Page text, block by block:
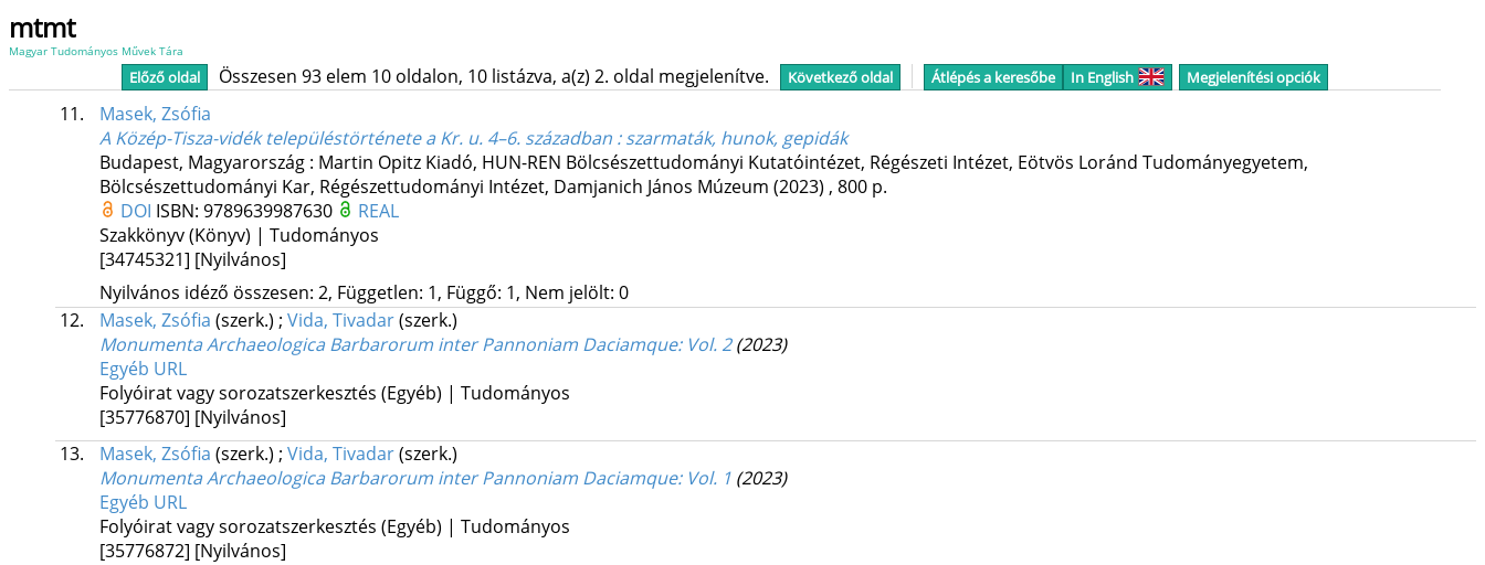
mtmt
Magyar Tudományos Művek Tára
Előző oldal Összesen 93 elem 10 oldalon, 10 listázva, a(z) 2. oldal megjelenítve. Következő oldal Átlépés a keresőbe In English Megjelenítési opciók
11.
Masek, Zsófia
A Közép-Tisza-vidék településtörténete a Kr. u. 4–6. században : szarmaták, hunok, gepidák
Budapest, Magyarország : Martin Opitz Kiadó, HUN-REN Bölcsészettudományi Kutatóintézet, Régészeti Intézet, Eötvös Loránd Tudományegyetem,
Bölcsészettudományi Kar, Régészettudományi Intézet, Damjanich János Múzeum (2023) , 800 p.
DOI ISBN: 9789639987630
REAL
Szakkönyv (Könyv) | Tudományos
[34745321] [Nyilvános]
Nyilvános idéző összesen: 2, Független: 1, Függő: 1, Nem jelölt: 0
12.
Masek, Zsófia (szerk.) ; Vida, Tivadar(szerk.)
Monumenta Archaeologica Barbarorum inter Pannoniam Daciamque: Vol. 2 (2023)
Egyéb URL
Folyóirat vagy sorozatszerkesztés (Egyéb) | Tudományos
[35776870] [Nyilvános]
13.
Masek, Zsófia (szerk.) ; Vida, Tivadar(szerk.)
Monumenta Archaeologica Barbarorum inter Pannoniam Daciamque: Vol. 1 (2023)
Egyéb URL
Folyóirat vagy sorozatszerkesztés (Egyéb) | Tudományos
[35776872] [Nyilvános]